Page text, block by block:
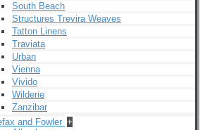
South Beach
Structures Trevira Weaves
Tatton Linens
Traviata
Urban
Vienna
Vivido
Wilderie
Zanzibar
and Fowler +